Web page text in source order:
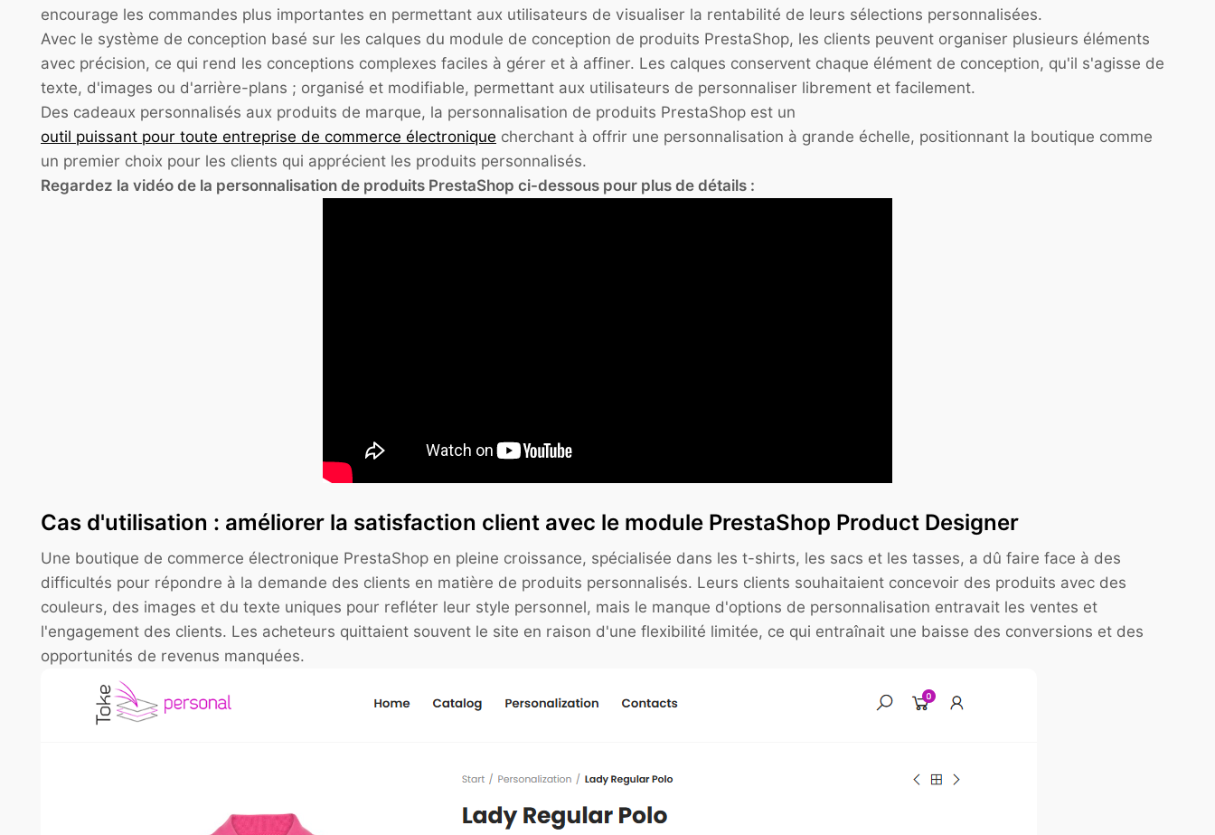
encourage les commandes plus importantes en permettant aux utilisateurs de visualiser la rentabilité de leurs sélections personnalisées.
Avec le système de conception basé sur les calques du module de conception de produits PrestaShop, les clients peuvent organiser plusieurs éléments
avec précision, ce qui rend les conceptions complexes faciles à gérer et à affiner. Les calques conservent chaque élément de conception, qu'il s'agisse de
texte, d'images ou d'arrière-plans ; organisé et modifiable, permettant aux utilisateurs de personnaliser librement et facilement.
Des cadeaux personnalisés aux produits de marque, la personnalisation de produits PrestaShop est un
outil puissant pour toute entreprise de commerce électronique cherchant à offrir une personnalisation à grande échelle, positionnant la boutique comme
un premier choix pour les clients qui apprécient les produits personnalisés.
Regardez la vidéo de la personnalisation de produits PrestaShop ci-dessous pour plus de détails :
Cas d'utilisation : améliorer la satisfaction client avec le module PrestaShop Product Designer
Une boutique de commerce électronique PrestaShop en pleine croissance, spécialisée dans les t-shirts, les sacs et les tasses, a dû faire face à des
difficultés pour répondre à la demande des clients en matière de produits personnalisés. Leurs clients souhaitaient concevoir des produits avec des
couleurs, des images et du texte uniques pour refléter leur style personnel, mais le manque d'options de personnalisation entravait les ventes et
l'engagement des clients. Les acheteurs quittaient souvent le site en raison d'une flexibilité limitée, ce qui entraînait une baisse des conversions et des
opportunités de revenus manquées.